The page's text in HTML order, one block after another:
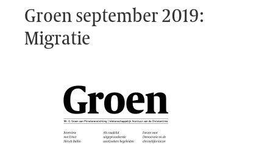
Groen september 2019:
Migratie